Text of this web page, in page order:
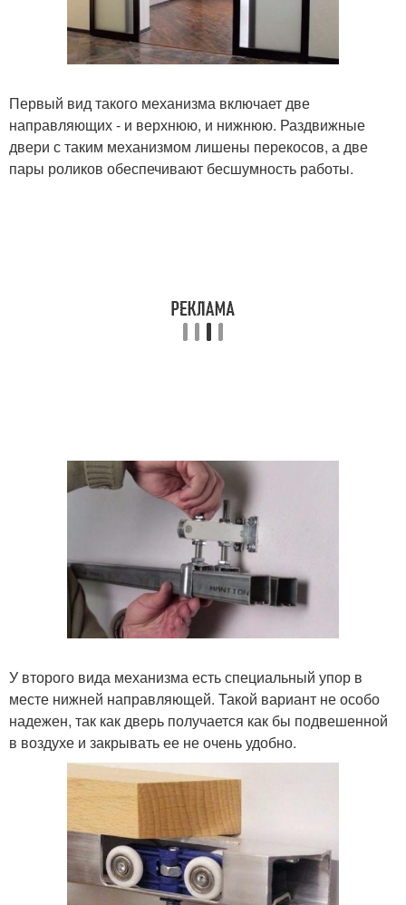
Первый вид такого механизма включает две
направляющих - и верхнюю, и нижнюю. Раздвижные
двери с таким механизмом лишены перекосов, а две
пары роликов обеспечивают бесшумность работы.
У второго вида механизма есть специальный упор в
месте нижней направляющей. Такой вариант не особо
надежен, так как дверь получается как бы подвешенной
в воздухе и закрывать ее не очень удобно.